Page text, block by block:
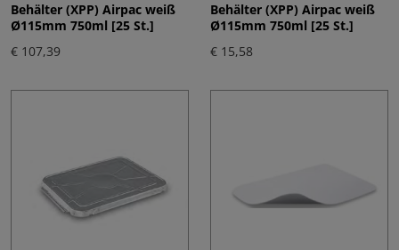
Behälter (XPP) Airpac weiß
Ø115mm 750ml [25 St.]
€ 107,39
Behälter (XPP) Airpac weiß
Ø115mm 750ml [25 St.]
€ 15,58